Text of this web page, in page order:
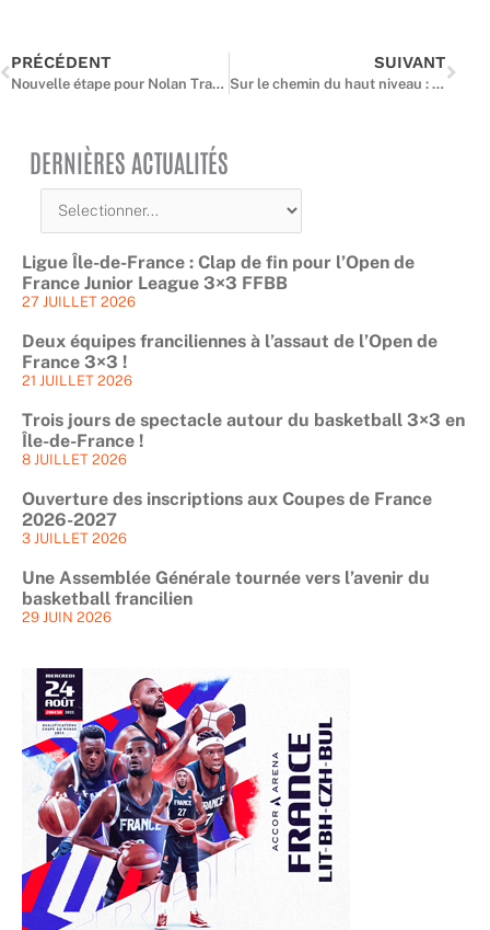
PRÉCÉDENT
Nouvelle étape pour Nolan Traoré: la pépite francilienne qui rêve de NBA
SUIVANT
Sur le chemin du haut niveau : les jeunes franciliennes et franciliens face aux tests d’entrée du Pôle Espoirs
DERNIÈRES ACTUALITÉS
Ligue Île-de-France : Clap de fin pour l’Open de
France Junior League 3×3 FFBB
27 JUILLET 2026
Deux équipes franciliennes à l’assaut de l’Open de
France 3×3 !
21 JUILLET 2026
Trois jours de spectacle autour du basketball 3×3 en
Île-de-France !
8 JUILLET 2026
Ouverture des inscriptions aux Coupes de France
2026-2027
3 JUILLET 2026
Une Assemblée Générale tournée vers l’avenir du
basketball francilien
29 JUIN 2026